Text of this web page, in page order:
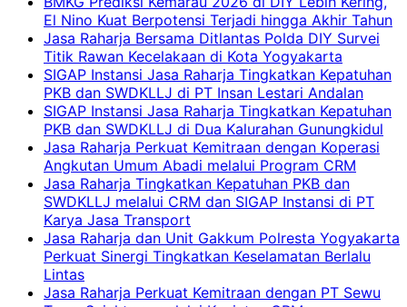
El Nino Kuat Berpotensi Terjadi hingga Akhir Tahun
Jasa Raharja Bersama Ditlantas Polda DIY Survei
Titik Rawan Kecelakaan di Kota Yogyakarta
SIGAP Instansi Jasa Raharja Tingkatkan Kepatuhan
PKB dan SWDKLLJ di PT Insan Lestari Andalan
SIGAP Instansi Jasa Raharja Tingkatkan Kepatuhan
PKB dan SWDKLLJ di Dua Kalurahan Gunungkidul
Jasa Raharja Perkuat Kemitraan dengan Koperasi
Angkutan Umum Abadi melalui Program CRM
Jasa Raharja Tingkatkan Kepatuhan PKB dan
SWDKLLJ melalui CRM dan SIGAP Instansi di PT
Karya Jasa Transport
Jasa Raharja dan Unit Gakkum Polresta Yogyakarta
Perkuat Sinergi Tingkatkan Keselamatan Berlalu
Lintas
Jasa Raharja Perkuat Kemitraan dengan PT Sewu